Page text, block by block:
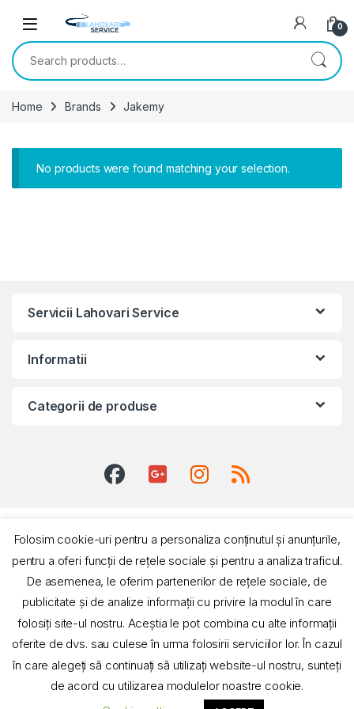
0
Search for:
Home Brands Jakemy
No products were found matching your selection.
Servicii Lahovari Service
Informatii
Categorii de produse
Suport si informatii
0731 016 825
Folosim cookie-uri pentru a personaliza conținutul și anunțurile,
pentru a oferi funcții de rețele sociale și pentru a analiza traficul.
De asemenea, le oferim partenerilor de rețele sociale, de
publicitate și de analize informații cu privire la modul în care
folosiți site-ul nostru. Aceștia le pot combina cu alte informații
oferite de dvs. sau culese în urma folosirii serviciilor lor. În cazul
în care alegeți să continuați să utilizați website-ul nostru, sunteți
de acord cu utilizarea modulelor noastre cookie.